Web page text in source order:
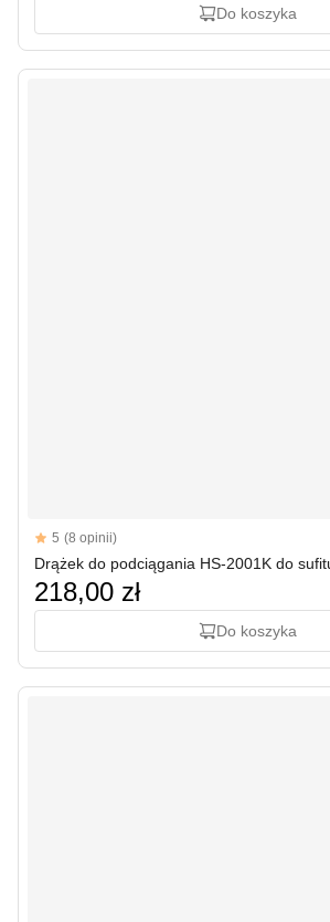
Do koszyka
Reviews
5 out of 5 stars
5 (8 opinii)
Drążek do podciągania HS-2001K do
218,00 zł
Do koszyka